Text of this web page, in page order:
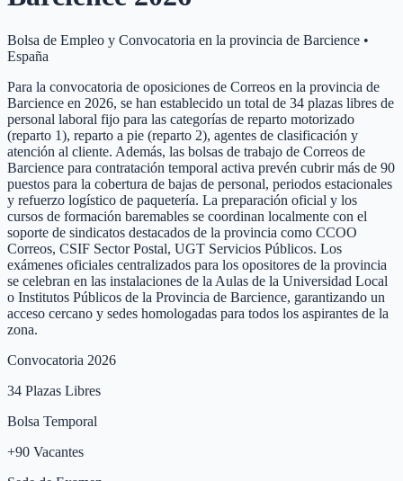
Bolsa de Empleo y Convocatoria en la provincia de Barcience •
España
Para la convocatoria de oposiciones de Correos en la provincia de
Barcience en 2026, se han establecido un total de 34 plazas libres de
personal laboral fijo para las categorías de reparto motorizado
(reparto 1), reparto a pie (reparto 2), agentes de clasificación y
atención al cliente. Además, las bolsas de trabajo de Correos de
Barcience para contratación temporal activa prevén cubrir más de 90
puestos para la cobertura de bajas de personal, periodos estacionales
y refuerzo logístico de paquetería. La preparación oficial y los
cursos de formación baremables se coordinan localmente con el
soporte de sindicatos destacados de la provincia como CCOO
Correos, CSIF Sector Postal, UGT Servicios Públicos. Los
exámenes oficiales centralizados para los opositores de la provincia
se celebran en las instalaciones de la Aulas de la Universidad Local
o Institutos Públicos de la Provincia de Barcience, garantizando un
acceso cercano y sedes homologadas para todos los aspirantes de la
zona.
Convocatoria 2026
34 Plazas Libres
Bolsa Temporal
+90 Vacantes